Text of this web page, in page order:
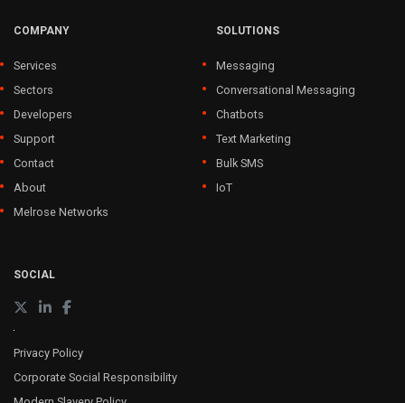
COMPANY
Services
Sectors
Developers
Support
Contact
About
Melrose Networks
SOLUTIONS
Messaging
Conversational Messaging
Chatbots
Text Marketing
Bulk SMS
IoT
SOCIAL
Privacy Policy
Corporate Social Responsibility